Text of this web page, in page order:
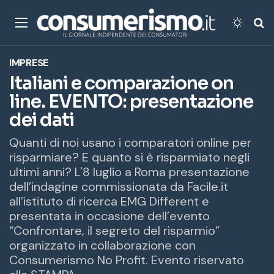
Menu
IMPRESE
Italiani e comparazione on
line. EVENTO: presentazione
dei dati
Quanti di noi usano i comparatori online per
risparmiare? E quanto si è risparmiato negli
ultimi anni? L'8 luglio a Roma presentazione
dell’indagine commissionata da Facile.it
all’istituto di ricerca EMG Different e
presentata in occasione dell’evento
“Confrontare, il segreto del risparmio”
organizzato in collaborazione con
Consumerismo No Profit. Evento riservato